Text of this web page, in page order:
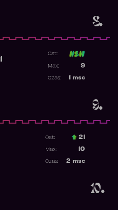
8.
9.
Ost:
9
Max:
msc
Czas:
10.
Ost.: 21
10
Max:
2 msc
Czas: